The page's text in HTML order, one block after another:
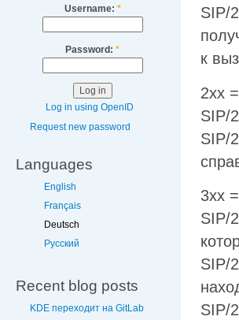
Username: *
Password: *
Log in using OpenID
Request new password
Languages
English
Français
Deutsch
Русский
Recent blog posts
KDE переходит на GitLab
SIP/
к
2xx
SIP/
SIP/
3xx
SIP/
SIP/
SIP/